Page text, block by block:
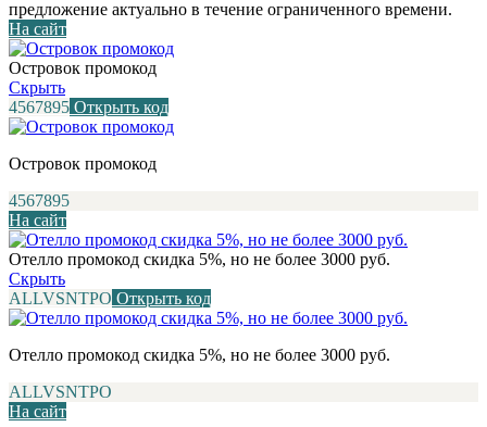
предложение актуально в течение ограниченного времени.
На сайт
Островок промокод
Скрыть
4567895 Открыть код
Островок промокод
4567895
На сайт
Отелло промокод скидка 5%, но не более 3000 руб.
Скрыть
ALLVSNTPO Открыть код
Отелло промокод скидка 5%, но не более 3000 руб.
ALLVSNTPO
На сайт